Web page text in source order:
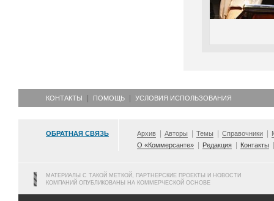
КОНТАКТЫ ПОМОЩЬ УСЛОВИЯ ИСПОЛЬЗОВАНИЯ
ОБРАТНАЯ СВЯЗЬ Архив Авторы Темы Справочники
О «Коммерсанте»
Редакция Контакты
МАТЕРИАЛЫ С ТАКОЙ МЕТКОЙ, ПАРТНЕРСКИЕ ПРОЕКТЫ И НОВОСТИ
КОМПАНИЙ ОПУБЛИКОВАНЫ НА КОММЕРЧЕСКОЙ ОСНОВЕ